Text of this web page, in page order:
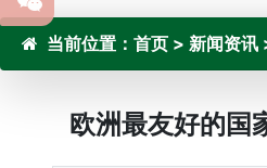
当前位置： 首页 > 新闻资讯
欧洲最友好的国